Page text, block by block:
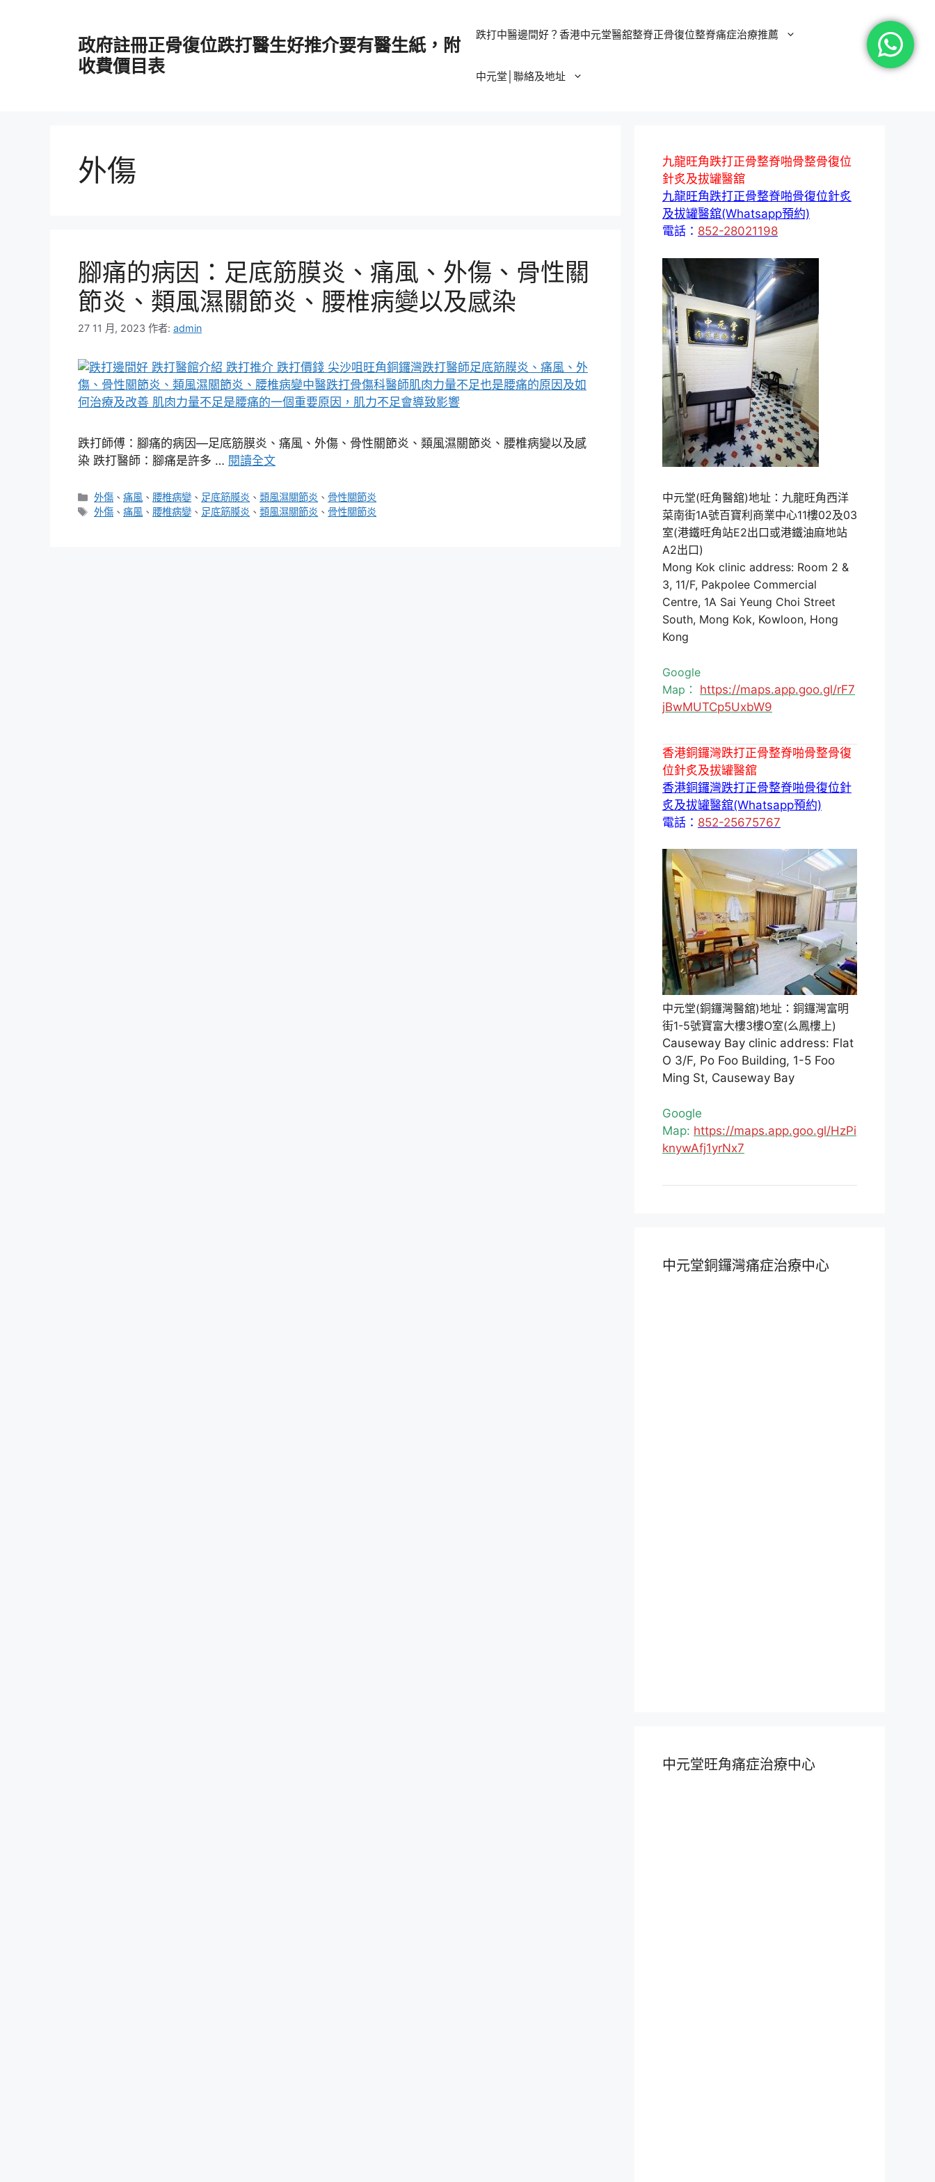
政府註冊正骨復位跌打醫生好推介要有醫生紙，附
收費價目表
跌打中醫邊間好？香港中元堂醫舘整脊正骨復位整脊痛症治療推薦
中元堂│聯絡及地址
外傷
腳痛的病因：足底筋膜炎、痛風、外傷、骨性關
節炎、類風濕關節炎、腰椎病變以及感染
27 11 月, 2023 作者: admin
跌打師傅：腳痛的病因—足底筋膜炎、痛風、外傷、骨性關節炎、類風濕關節炎、腰椎病變以及感
染 跌打醫師：腳痛是許多 … 閱讀全文
分
類
外傷 、痛風 、 腰椎病變 、 足底筋膜炎 、類風濕關節炎 、 骨性關節炎
標
外傷 、痛風 、 腰椎病變 、 足底筋膜炎 、類風濕關節炎 、 骨性關節炎
九龍旺角跌打正骨整脊啪骨整骨復位
針炙及拔罐醫舘
九龍旺角跌打正骨整脊啪骨復位針炙
及拔罐醫舘(Whatsapp預約)
電話： 852-28021198
中元堂(旺角醫舘)地址：九龍旺角西洋
菜南街1A號百寶利商業中心11樓02及03
室(港鐵旺角站E2出口或港鐵油麻地站
A2出口)
Mong Kok clinic address: Room 2 &
3, 11/F, Pakpolee Commercial
Centre, 1A Sai Yeung Choi Street
South, Mong Kok, Kowloon, Hong
Kong
Google
Map： https://maps.app.goo.gl/rF7
jBwMUTCp5UxbW9
香港銅鑼灣跌打正骨整脊啪骨整骨復
位針炙及拔罐醫舘
香港銅鑼灣跌打正骨整脊啪骨復位針
炙及拔罐醫舘(Whatsapp預約)
電話： 852-25675767
中元堂(銅鑼灣醫舘)地址：銅鑼灣富明
街1-5號寶富大樓3樓O室(么鳳樓上)
Causeway Bay clinic address: Flat
O 3/F, Po Foo Building, 1-5 Foo
Ming St, Causeway Bay
Google
Map: https://maps.app.goo.gl/HzPi
knywAfj1yrNx7
中元堂銅鑼灣痛症治療中心
中元堂旺角痛症治療中心